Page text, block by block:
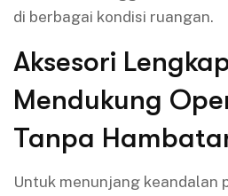
di berbagai kondisi ruangan.
Aksesori
Mendukung
Tanpa
Untuk menunjang keandalan